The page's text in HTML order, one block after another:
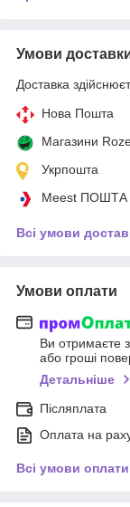
Умови
Доставка
Нова Пошта
Магазини
Укрпошта
Meest ПОШТА
Всі умови
Умови оплати
Ви отримаєте
або гроші
Детальніше
Післяплата
Оплата на
Всі умови оплати